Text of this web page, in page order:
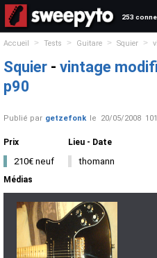
253
Accueil > Tests > Guitare > Squier >
Squier - vintage
p90
Publié par getzefonk le 20/05/2008
Prix
210€ neuf
Lieu - Date
thomann
Médias